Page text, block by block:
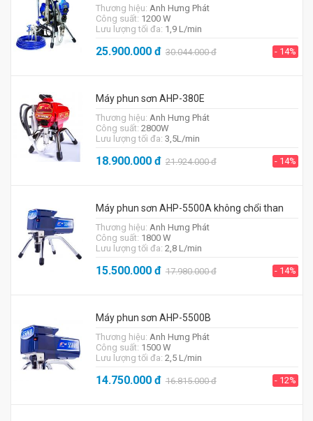
Thương hiệu: Anh Hưng Phát
Công suất: 1200 W
Lưu lượng tối đa: 1,9 L/min
25.900.000đ 30.044.000đ - 14%
Máy phun sơn AHP-380E
Thương hiệu: Anh Hưng Phát
Công suất: 2800W
Lưu lượng tối đa: 3,5L/min
18.900.000đ 21.924.000đ - 14%
Máy phun sơn AHP-5500A không chổi than
Thương hiệu: Anh Hưng Phát
Công suất: 1800 W
Lưu lượng tối đa: 2,8 L/min
15.500.000đ 17.980.000đ - 14%
Máy phun sơn AHP-5500B
Thương hiệu: Anh Hưng Phát
Công suất: 1500 W
Lưu lượng tối đa: 2,5 L/min
14.750.000đ 16.815.000đ - 12%